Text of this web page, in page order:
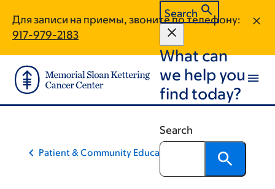
main
content
footer
Для записи на приемы, звоните по телефону:
917-979-2183
Search
What can
we help you
find today?
Search
Patient & Community Education